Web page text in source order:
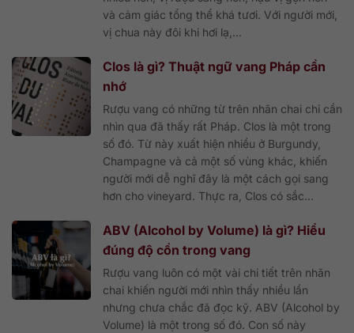
và cảm giác tổng thể khá tươi. Với người mới,
vị chua này đôi khi hơi lạ,...
Clos là gì? Thuật ngữ vang Pháp cần
nhớ
Rượu vang có những từ trên nhãn chai chỉ cần
nhìn qua đã thấy rất Pháp. Clos là một trong
số đó. Từ này xuất hiện nhiều ở Burgundy,
Champagne và cả một số vùng khác, khiến
người mới dễ nghĩ đây là một cách gọi sang
hơn cho vineyard. Thực ra, Clos có sắc...
ABV (Alcohol by Volume) là gì? Hiểu
đúng độ cồn trong vang
Rượu vang luôn có một vài chi tiết trên nhãn
chai khiến người mới nhìn thấy nhiều lần
nhưng chưa chắc đã đọc kỹ. ABV (Alcohol by
Volume) là một trong số đó. Con số này